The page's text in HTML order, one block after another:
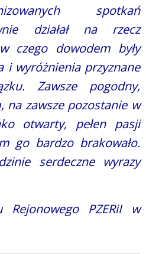
spotkań
działał na rzecz
czego dowodem były
i wyróżnienia przyznane
Zawsze pogodny,
na zawsze pozostanie w
otwarty, pełen pasji
go bardzo brakowało.
serdeczne wyrazy
Rejonowego PZERiI w